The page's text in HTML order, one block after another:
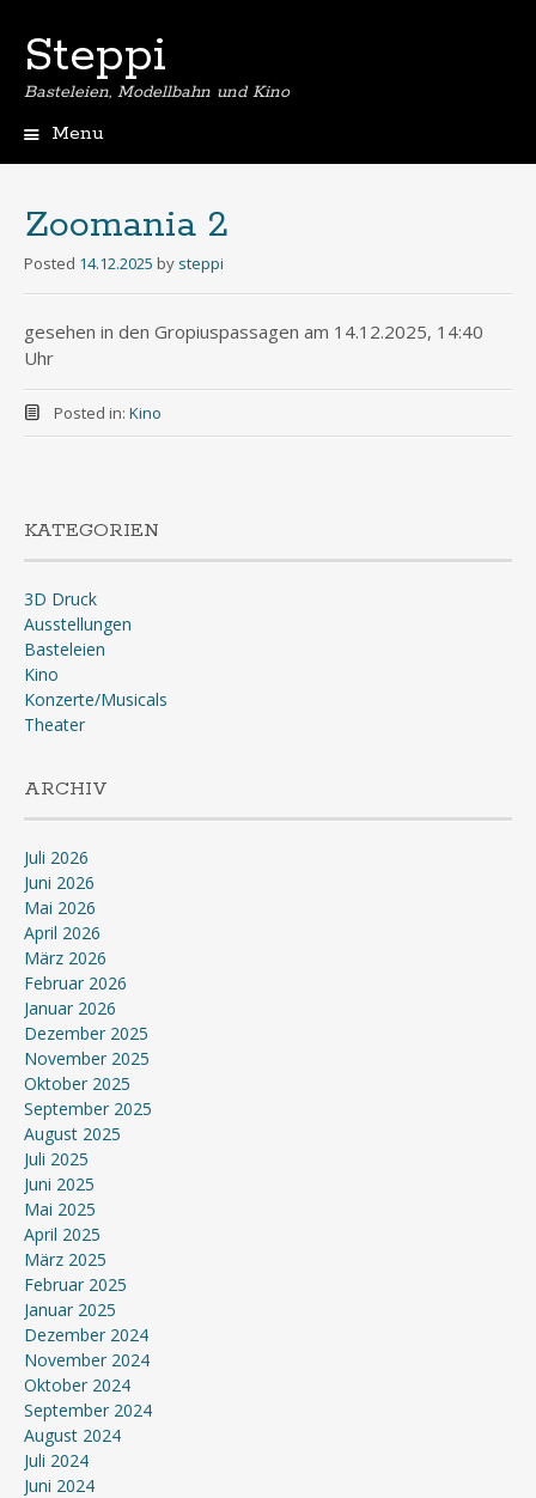
Steppi
Basteleien, Modellbahn und Kino
Menu
Zoomania 2
Posted 14.12.2025 by steppi
gesehen in den Gropiuspassagen am 14.12.2025, 14:40
Uhr
Posted in: Kino
KATEGORIEN
3D Druck
Ausstellungen
Basteleien
Kino
Konzerte/Musicals
Theater
ARCHIV
Juli 2026
Juni 2026
Mai 2026
April 2026
März 2026
Februar 2026
Januar 2026
Dezember 2025
November 2025
Oktober 2025
September 2025
August 2025
Juli 2025
Juni 2025
Mai 2025
April 2025
März 2025
Februar 2025
Januar 2025
Dezember 2024
November 2024
Oktober 2024
September 2024
August 2024
Juli 2024
Juni 2024